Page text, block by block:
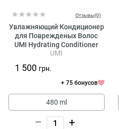
Отзывы(0)
Увлажняющий Кондиционер
для Поврежденых Волос
UMI Hydrating Conditioner
UMI
1 500 грн.
+ 75 бонусов
480 ml
– +